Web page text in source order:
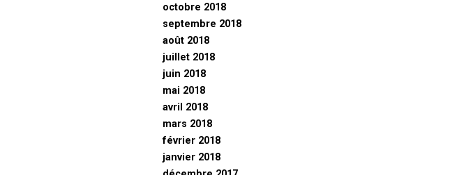
octobre 2018
septembre 2018
août 2018
juillet 2018
juin 2018
mai 2018
avril 2018
mars 2018
février 2018
janvier 2018